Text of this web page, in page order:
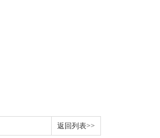
返回列表>>